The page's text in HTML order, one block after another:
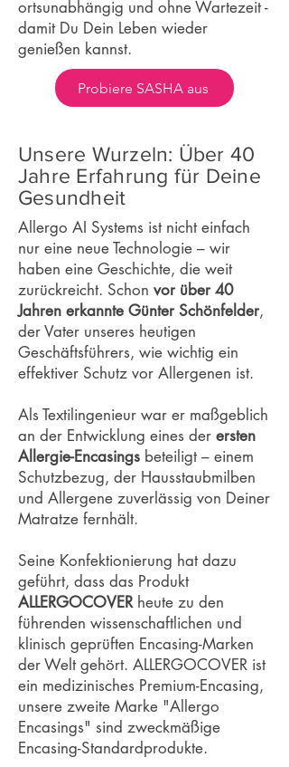
ortsunabhängig und ohne Wartezeit -
damit Du Dein Leben wieder
genießen kannst.
Probiere SASHA aus
Unsere Wurzeln: Über 40
Jahre Erfahrung für Deine
Gesundheit
Allergo AI Systems ist nicht einfach
nur eine neue Technologie – wir
haben eine Geschichte, die weit
zurückreicht. Schon vor über 40
Jahren erkannte Günter Schönfelder,
der Vater unseres heutigen
Geschäftsführers, wie wichtig ein
effektiver Schutz vor Allergenen ist.
Als Textilingenieur war er maßgeblich
an der Entwicklung eines der ersten
Allergie-Encasings beteiligt – einem
Schutzbezug, der Hausstaubmilben
und Allergene zuverlässig von Deiner
Matratze fernhält.
Seine Konfektionierung hat dazu
geführt, dass das Produkt
ALLERGOCOVERheute zu den
führenden wissenschaftlichen und
klinisch geprüften Encasing-Marken
der Welt gehört. ALLERGOCOVER ist
ein medizinisches Premium-Encasing,
unsere zweite Marke "Allergo
Encasings" sind zweckmäßige
Encasing-Standardprodukte.